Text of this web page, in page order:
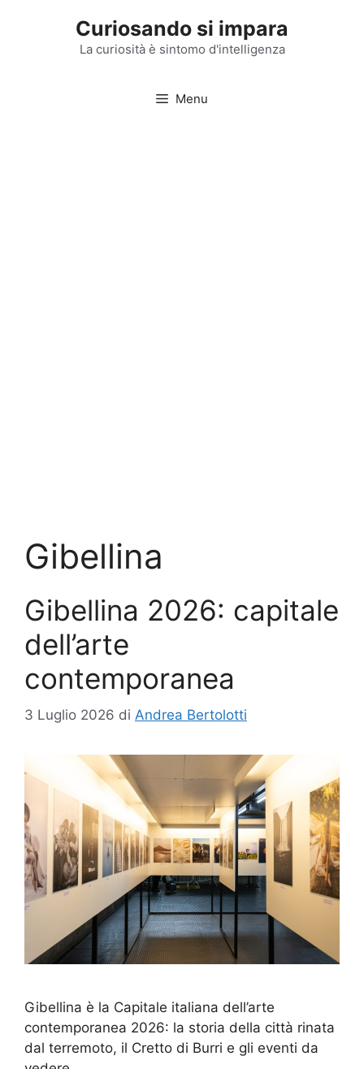
Curiosando si impara
La curiosità è sintomo d'intelligenza
Menu
Gibellina
Gibellina 2026: capitale
dell’arte
contemporanea
3 Luglio 2026 di Andrea Bertolotti
Gibellina è la Capitale italiana dell’arte
contemporanea 2026: la storia della città rinata
dal terremoto, il Cretto di Burri e gli eventi da